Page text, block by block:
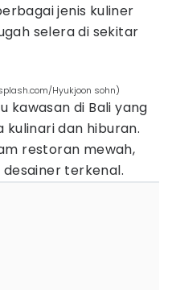
jenis kuliner
selera di sekitar
Hyukjoon sohn)
kawasan di Bali yang
dan hiburan.
restoran mewah,
terkenal.